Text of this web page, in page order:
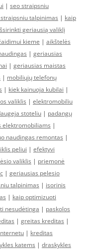
| seo straipsniu
talpinimas | kaip
geriausią valiklį
kieme | aikštelės
| geriausias
| geriausias maistas
| mobiliųjų telefonų
| kiek kainuoja kubilai |
valiklis | elektromobiliu
stoteliu | padangų
elektromobiliams |
naudingas remontas |
peliui | efektyvi
valiklis | priemonė
| geriausias pelesio
talpinimas | isorinis
| kaip optimizuoti
nesudėtinga | paskolos
| greitas kreditas |
| kreditas
katems | draskykles